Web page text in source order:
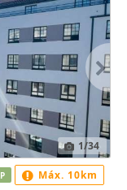
1/34
Máx. 10km